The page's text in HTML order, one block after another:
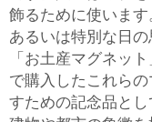
飾るために使います
あるいは特別な日の
「お土産マグネッ
で購入したこれら
すための記念品と